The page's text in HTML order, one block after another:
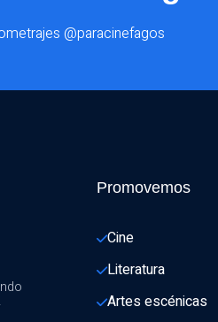
@paracinefagos
Promovemos
Cine
Literatura
Artes escénicas